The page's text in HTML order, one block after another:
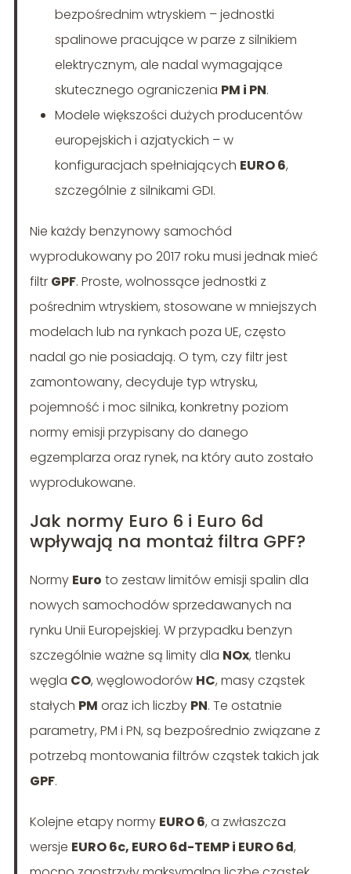
bezpośrednim wtryskiem – jednostki
spalinowe pracujące w parze z silnikiem
elektrycznym, ale nadal wymagające
skutecznego ograniczenia PM i PN.
Modele większości dużych producentów
europejskich i azjatyckich – w
konfiguracjach spełniających EURO 6,
szczególnie z silnikami GDI.
Nie każdy benzynowy samochód
wyprodukowany po 2017 roku musi jednak mieć
filtr GPF. Proste, wolnossące jednostki z
pośrednim wtryskiem, stosowane w mniejszych
modelach lub na rynkach poza UE, często
nadal go nie posiadają. O tym, czy filtr jest
zamontowany, decyduje typ wtrysku,
pojemność i moc silnika, konkretny poziom
normy emisji przypisany do danego
egzemplarza oraz rynek, na który auto zostało
wyprodukowane.
Jak normy Euro 6 i Euro 6d
wpływają na montaż filtra GPF?
Normy Euro to zestaw limitów emisji spalin dla
nowych samochodów sprzedawanych na
rynku Unii Europejskiej. W przypadku benzyn
szczególnie ważne są limity dla NOx, tlenku
węgla CO, węglowodorów HC, masy cząstek
stałych PM oraz ich liczby PN. Te ostatnie
parametry, PM i PN, są bezpośrednio związane z
potrzebą montowania filtrów cząstek takich jak
GPF.
Kolejne etapy normy EURO 6, a zwłaszcza
wersje EURO 6c, EURO 6d-TEMP i EURO 6d,